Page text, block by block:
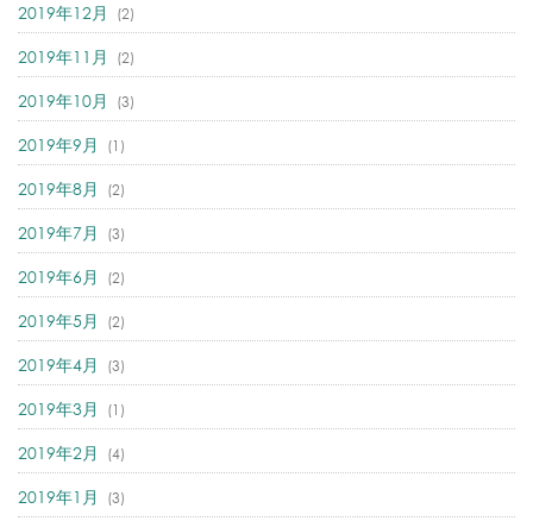
2019年12月 (2)
2019年11月 (2)
2019年10月 (3)
2019年9月 (1)
2019年8月 (2)
2019年7月 (3)
2019年6月 (2)
2019年5月 (2)
2019年4月 (3)
2019年3月 (1)
2019年2月 (4)
2019年1月 (3)